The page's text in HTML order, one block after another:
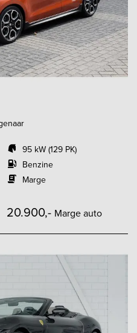
95 kW (129 PK)
Benzine
Marge
20.900,- Marge auto